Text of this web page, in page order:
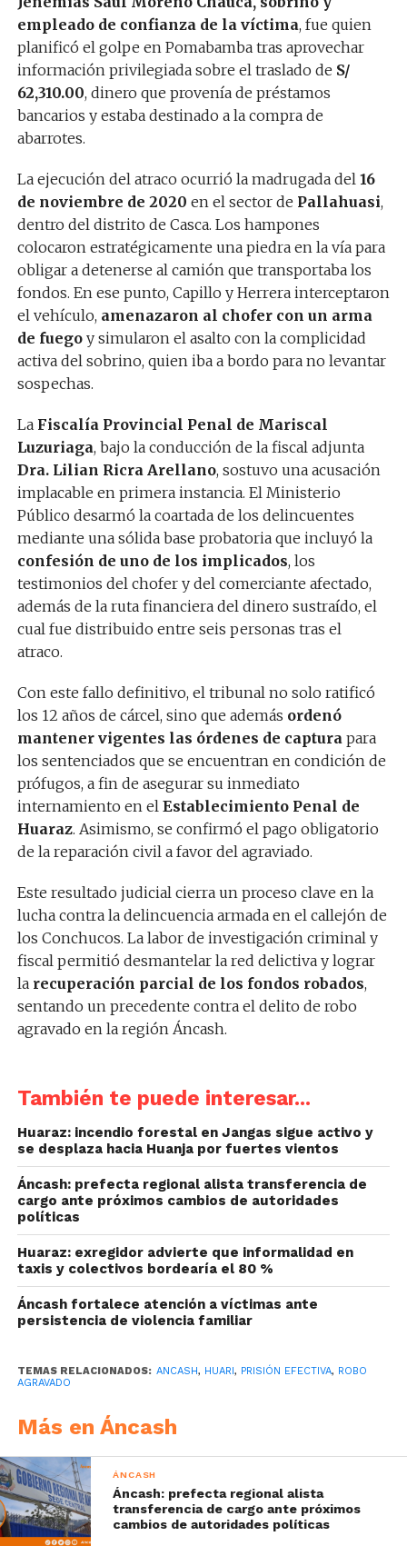
empleado de confianza de la víctima, fue quien
planificó el golpe en Pomabamba tras aprovechar
información privilegiada sobre el traslado de S/
62,310.00, dinero que provenía de préstamos
bancarios y estaba destinado a la compra de
abarrotes.
La ejecución del atraco ocurrió la madrugada del 16
de noviembre de 2020 en el sector de Pallahuasi,
dentro del distrito de Casca. Los hampones
colocaron estratégicamente una piedra en la vía para
obligar a detenerse al camión que transportaba los
fondos. En ese punto, Capillo y Herrera interceptaron
el vehículo, amenazaron al chofer con un arma
de fuegoy simularon el asalto con la complicidad
activa del sobrino, quien iba a bordo para no levantar
sospechas.
La Fiscalía Provincial Penal de Mariscal
Luzuriaga, bajo la conducción de la fiscal adjunta
Dra. Lilian Ricra Arellano, sostuvo una acusación
implacable en primera instancia. El Ministerio
Público desarmó la coartada de los delincuentes
mediante una sólida base probatoria que incluyó la
confesión de uno de los implicados, los
testimonios del chofer y del comerciante afectado,
además de la ruta financiera del dinero sustraído, el
cual fue distribuido entre seis personas tras el
atraco.
Con este fallo definitivo, el tribunal no solo ratificó
los 12 años de cárcel, sino que además ordenó
mantener vigentes las órdenes de captura para
los sentenciados que se encuentran en condición de
prófugos, a fin de asegurar su inmediato
internamiento en el Establecimiento Penal de
Huaraz. Asimismo, se confirmó el pago obligatorio
de la reparación civil a favor del agraviado.
Este resultado judicial cierra un proceso clave en la
lucha contra la delincuencia armada en el callejón de
los Conchucos. La labor de investigación criminal y
fiscal permitió desmantelar la red delictiva y lograr
la recuperación parcial de los fondos robados,
sentando un precedente contra el delito de robo
agravado en la región Áncash.
También te puede interesar...
Huaraz: incendio forestal en Jangas sigue activo y
se desplaza hacia Huanja por fuertes vientos
Áncash: prefecta regional alista transferencia de
cargo ante próximos cambios de autoridades
políticas
Huaraz: exregidor advierte que informalidad en
taxis y colectivos bordearía el 80 %
Áncash fortalece atención a víctimas ante
persistencia de violencia familiar
TEMAS RELACIONADOS: ANCASH, HUARI, PRISIÓN EFECTIVA, ROBO
AGRAVADO
Más en Áncash
ÁNCASH
Áncash: prefecta regional alista
transferencia de cargo ante próximos
cambios de autoridades políticas